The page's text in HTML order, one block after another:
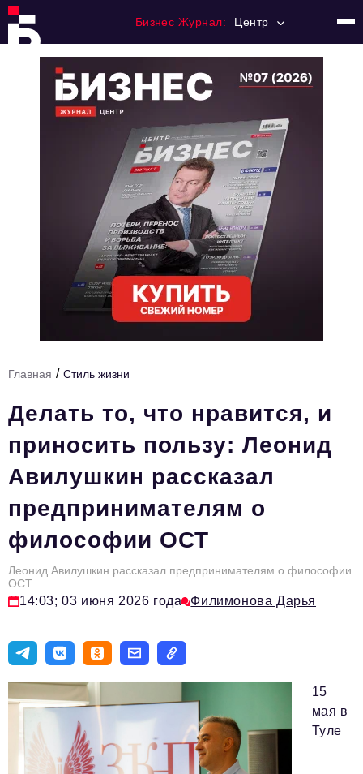
Бизнес Журнал: Центр
Регулирование
Премия "Тульский Бизнес"
История тульского предпринимательства
Тема номера
HR
Персона номера
Инфраструктура развития
Технологии и тренды
Туризм
Импортозамещение
Авторские материалы
Телефон редакции: +7 495 727-01-67
Электронные почты редакции:
Главная / Стиль жизни
Делать то, что нравится, и
приносить пользу: Леонид
Авилушкин рассказал
предпринимателям о
философии ОСТ
Леонид Авилушкин рассказал предпринимателям о философии
ОСТ
14:03; 03 июня 2026 года Филимонова Дарья
15
мая в
Туле